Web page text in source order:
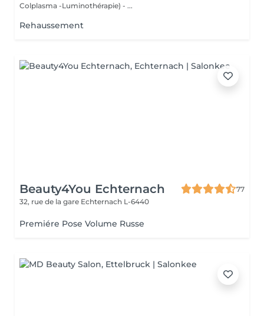
Colplasma -Luminothérapie) - ...
Rehaussement
Beauty4You Echternach
77
32, rue de la gare Echternach L-6440
Premiére Pose Volume Russe